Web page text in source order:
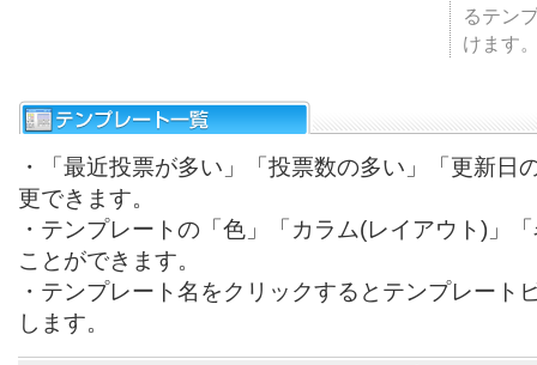
るテン
けます
・「最近投票が多い」「投票数の多い」「更新日
更できます。
・テンプレートの「色」「カラム(レイアウト)」
ことができます。
・テンプレート名をクリックするとテンプレート
します。